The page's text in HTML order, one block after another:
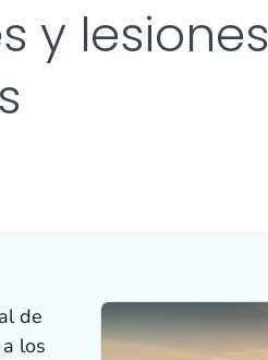
y lesiones
de
los